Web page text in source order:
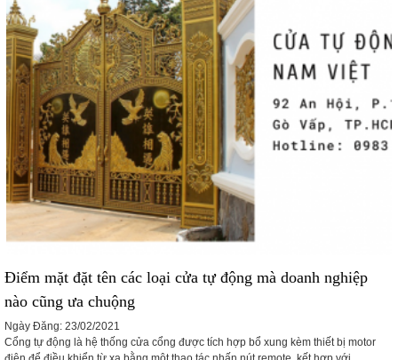
Điểm mặt đặt tên các loại cửa tự động mà doanh nghiệp
nào cũng ưa chuộng
Ngày Đăng: 23/02/2021
Cổng tự động là hệ thống cửa cổng được tích hợp bổ xung kèm thiết bị motor